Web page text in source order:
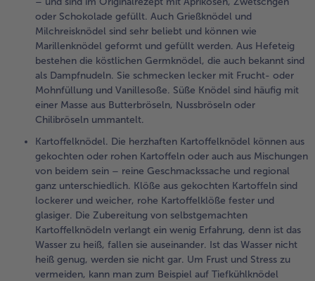
oder Schokolade gefüllt. Auch Grießknödel und
Milchreisknödel sind sehr beliebt und können wie
Marillenknödel geformt und gefüllt werden. Aus Hefeteig
bestehen die köstlichen Germknödel, die auch bekannt sind
als Dampfnudeln. Sie schmecken lecker mit Frucht- oder
Mohnfüllung und Vanillesoße. Süße Knödel sind häufig mit
einer Masse aus Butterbröseln, Nussbröseln oder
Chilibröseln ummantelt.
Kartoffelknödel. Die herzhaften Kartoffelknödel können aus
gekochten oder rohen Kartoffeln oder auch aus Mischungen
von beidem sein – reine Geschmackssache und regional
ganz unterschiedlich. Klöße aus gekochten Kartoffeln sind
lockerer und weicher, rohe Kartoffelklöße fester und
glasiger. Die Zubereitung von selbstgemachten
Kartoffelknödeln verlangt ein wenig Erfahrung, denn ist das
Wasser zu heiß, fallen sie auseinander. Ist das Wasser nicht
heiß genug, werden sie nicht gar. Um Frust und Stress zu
vermeiden, kann man zum Beispiel auf Tiefkühlknödel